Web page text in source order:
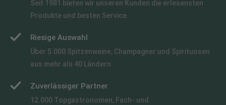
Seit 1981 bieten wir unseren Kunden die erlesensten
Produkte und besten Service
Riesige Auswahl
Über 5.000 Spitzenweine, Champagner und Spirituosen
aus mehr als 40 Ländern
Zuverlässiger Partner
12.000 Topgastronomen, Fach- und